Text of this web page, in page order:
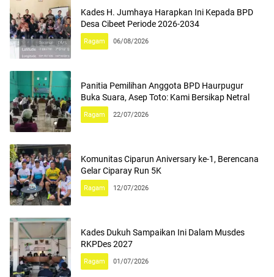
Kades H. Jumhaya Harapkan Ini Kepada BPD
Desa Cibeet Periode 2026-2034
Ragam 06/08/2026
Panitia Pemilihan Anggota BPD Haurpugur
Buka Suara, Asep Toto: Kami Bersikap Netral
Ragam 22/07/2026
Komunitas Ciparun Aniversary ke-1, Berencana
Gelar Ciparay Run 5K
Ragam 12/07/2026
Kades Dukuh Sampaikan Ini Dalam Musdes
RKPDes 2027
Ragam 01/07/2026